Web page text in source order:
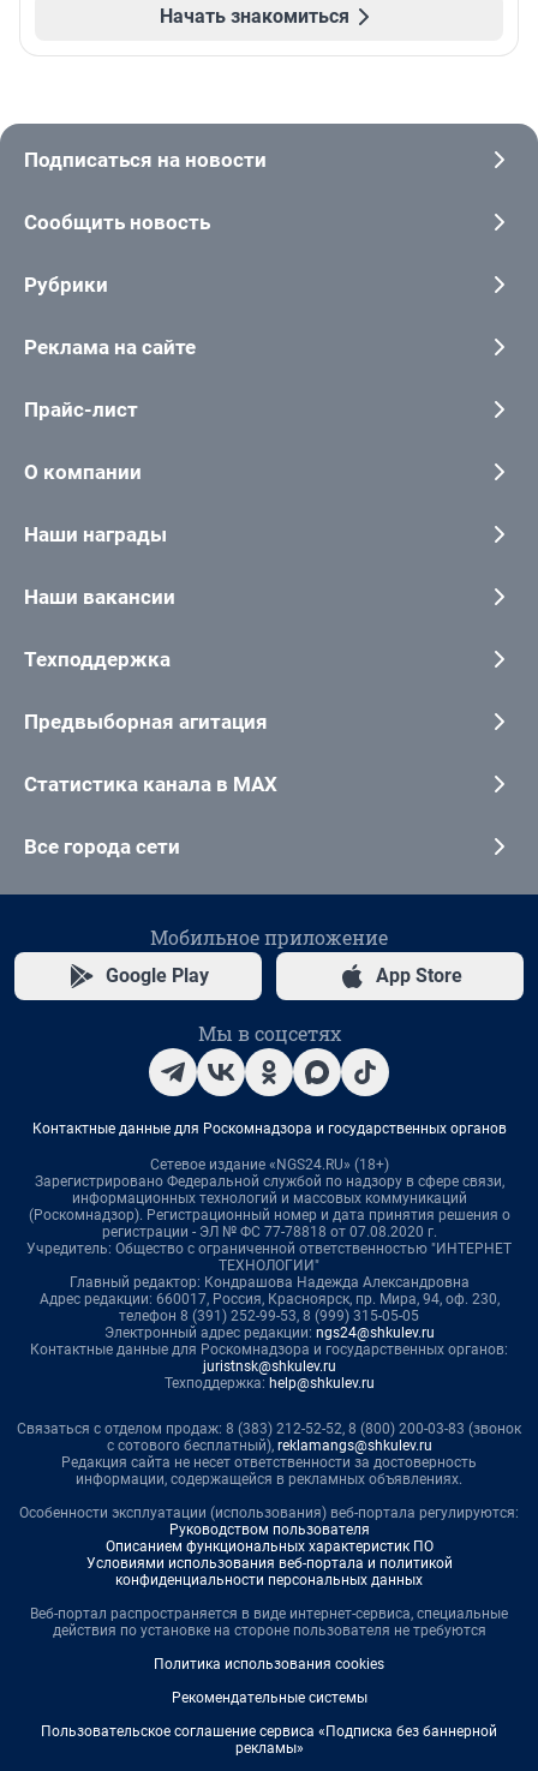
Начать знакомиться
Подписаться на новости
Сообщить новость
Рубрики
Реклама на сайте
Прайс-лист
О компании
Наши награды
Наши вакансии
Техподдержка
Предвыборная агитация
Статистика канала в MAX
Все города сети
Мобильное приложение
Google Play App Store
Мы в соцсетях
Контактные данные для Роскомнадзора и государственных органов
Сетевое издание «NGS24.RU» (18+)
Зарегистрировано Федеральной службой по надзору в сфере связи,
информационных технологий и массовых коммуникаций
(Роскомнадзор). Регистрационный номер и дата принятия решения о
регистрации - ЭЛ № ФС 77-78818 от 07.08.2020 г.
Учредитель: Общество с ограниченной ответственностью "ИНТЕРНЕТ
ТЕХНОЛОГИИ"
Главный редактор: Кондрашова Надежда Александровна
Адрес редакции: 660017, Россия, Красноярск, пр. Мира, 94, оф. 230,
телефон 8 (391) 252-99-53, 8 (999) 315-05-05
Электронный адрес редакции: ngs24@shkulev.ru
Контактные данные для Роскомнадзора и государственных органов:
juristnsk@shkulev.ru
Техподдержка: help@shkulev.ru
Связаться с отделом продаж: 8 (383) 212-52-52, 8 (800) 200-03-83 (звонок
с сотового бесплатный), reklamangs@shkulev.ru
Редакция сайта не несет ответственности за достоверность
информации, содержащейся в рекламных объявлениях.
Особенности эксплуатации (использования) веб-портала регулируются:
Руководством пользователя
Описанием функциональных характеристик ПО
Условиями использования веб-портала и политикой
конфиденциальности персональных данных
Веб-портал распространяется в виде интернет-сервиса, специальные
действия по установке на стороне пользователя не требуются
Политика использования cookies
Рекомендательные системы
Пользовательское соглашение сервиса «Подписка без баннерной
рекламы»